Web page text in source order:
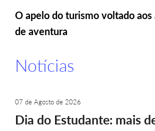
O apelo do turismo voltado aos
de aventura
Notícias
07 de Agosto de 2026
Dia do Estudante: mais